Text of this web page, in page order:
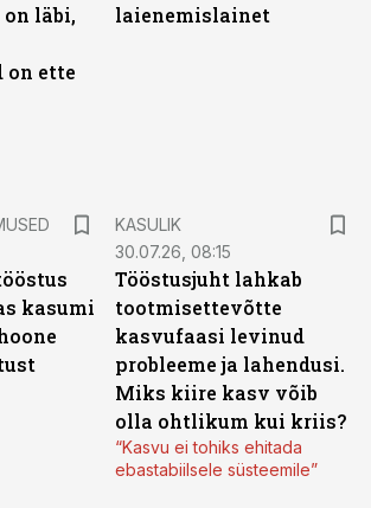
läbi,
on ette
laienemislainet
kasumi
KASULIK
30.07.26, 08:15
Tööstusjuht lahkab
tootmisettevõtte
kasvufaasi levinud
probleeme ja lahendusi.
Miks kiire kasv võib
olla ohtlikum kui kriis?
“Kasvu ei tohiks ehitada
ebastabiilsele süsteemile”